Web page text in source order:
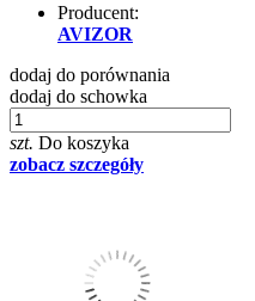
Producent:
AVIZOR
dodaj do porównania
dodaj do schowka
szt. Do koszyka
zobacz szczegóły